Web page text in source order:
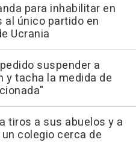
para inhabilitar en
único partido en
Ucrania
suspender a
y tacha la medida de
tiros a sus abuelos y a
colegio cerca de